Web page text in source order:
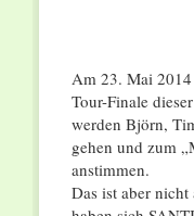
Am 23. Mai
Tour-Finale
werden Björn,
gehen und zum
anstimmen.
Das ist aber